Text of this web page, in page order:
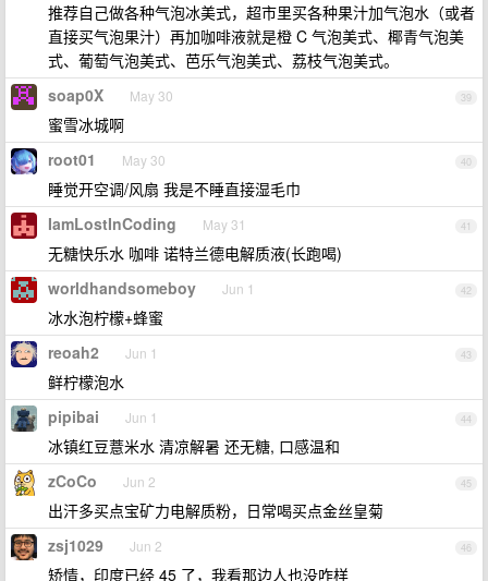
推荐自己做各种气泡冰美式，超市里买各种果汁加气泡水（或者
直接买气泡果汁）再加咖啡液就是橙 C 气泡美式、椰青气泡美
式、葡萄气泡美式、芭乐气泡美式、荔枝气泡美式。
39
soap0X May 30
蜜雪冰城啊
40
root01 May 30
睡觉开空调/风扇 我是不睡直接湿毛巾
41
IamLostInCoding May 31
无糖快乐水 咖啡 诺特兰德电解质液(长跑喝)
42
worldhandsomeboy Jun 1
冰水泡柠檬+蜂蜜
43
reoah2 Jun 1
鲜柠檬泡水
44
pipibai Jun 1
冰镇红豆薏米水 清凉解暑 还无糖, 口感温和
45
zCoCo Jun 2
出汗多买点宝矿力电解质粉，日常喝买点金丝皇菊
46
zsj1029 Jun 2
矫情，印度已经 45 了，我看那边人也没咋样